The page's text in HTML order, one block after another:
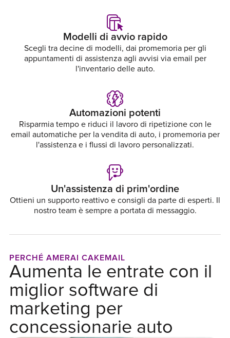
Modelli di avvio rapido
Scegli tra decine di modelli, dai promemoria per gli
appuntamenti di assistenza agli avvisi via email per
l'inventario delle auto.
Automazioni potenti
Risparmia tempo e riduci il lavoro di ripetizione con le
email automatiche per la vendita di auto, i promemoria per
l'assistenza e i flussi di lavoro personalizzati.
Un'assistenza di prim'ordine
Ottieni un supporto reattivo e consigli da parte di esperti. Il
nostro team è sempre a portata di messaggio.
PERCHÉ AMERAI CAKEMAIL
Aumenta le entrate con il
miglior software di
marketing per
concessionarie auto